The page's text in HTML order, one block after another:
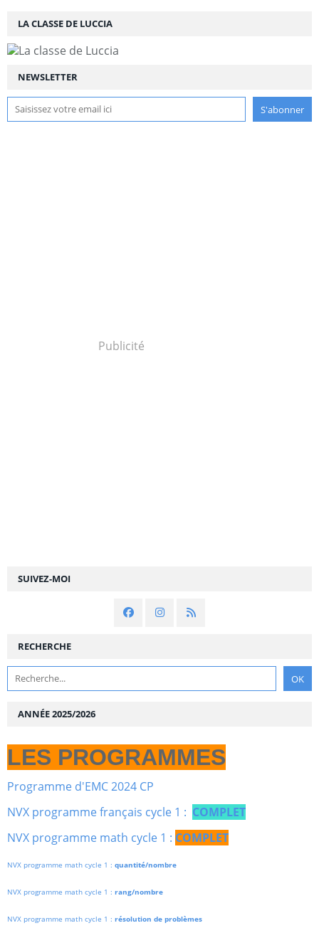
NEWSLETTER
SUIVEZ-MOI
RECHERCHE
LA CLASSE DE LUCCIA
Publicité
ANNÉE 2025/2026
LES PROGRAMMES
Programme d'EMC 2024 CP
NVX programme français cycle 1 : COMPLET
NVX programme math cycle 1 : COMPLET
NVX programme math cycle 1 : quantité/nombre
NVX programme math cycle 1 : rang/nombre
NVX programme math cycle 1 : résolution de problèmes